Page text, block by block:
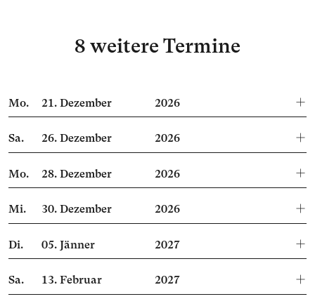
8 weitere Termine
Mo. 21.Dezember 2026
Sa. 26.Dezember 2026
Mo. 28.Dezember 2026
Mi. 30.Dezember 2026
Di. 05.Jänner 2027
Sa. 13.Februar 2027